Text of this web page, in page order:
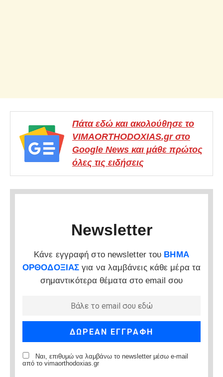
Πάτα εδώ και ακολούθησε το
VIMAORTHODOXIAS.gr στο
Google News και μάθε πρώτος
όλες τις ειδήσεις
Newsletter
Κάνε εγγραφή στο newsletter του ΒΗΜΑ
ΟΡΘΟΔΟΞΙΑΣ για να λαμβάνεις κάθε μέρα τα
σημαντικότερα θέματα στο email σου
Ναι, επιθυμώ να λαμβάνω το newsletter μέσω e-mail
από το vimaorthodoxias.gr